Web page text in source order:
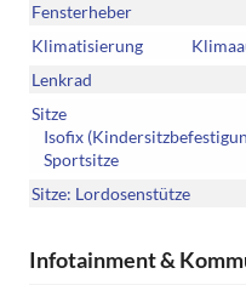
Fensterheber
Klimatisierung
Lenkrad
Sitze
Isofix
Sportsitze
Sitze: Lordosenstütze
Infotainment &